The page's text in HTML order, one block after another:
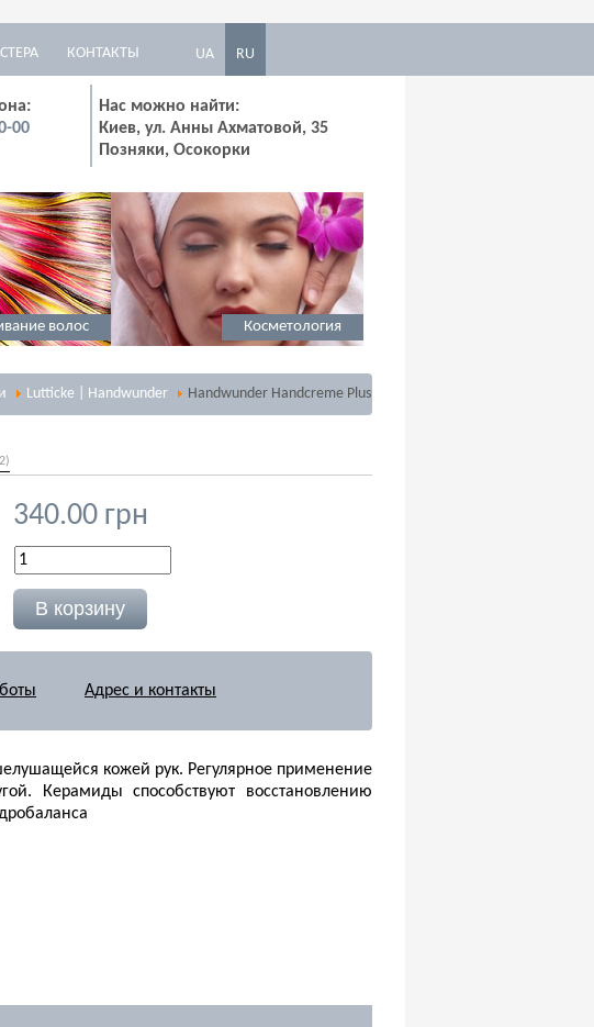
КОНТАКТЫ UA RU
00
Нас можно найти:
Киев, ул. Анны Ахматовой, 35
Позняки, Осокорки
волос Косметология
Визаж Солярий
Lutticke | Handwunder Handwunder Handcreme Plus
)
340.00 грн
Адрес и контакты
кожей рук. Регулярное применение
Керамиды способствуют восстановлению